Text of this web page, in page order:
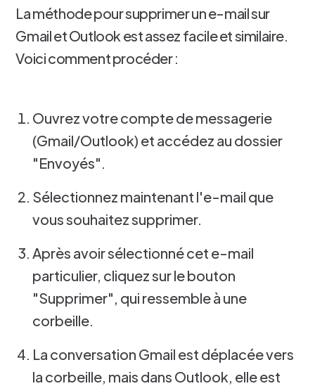
La méthode pour supprimer un e-mail sur
Gmail et Outlook est assez facile et similaire.
Voici comment procéder :
Ouvrez votre compte de messagerie
(Gmail/Outlook) et accédez au dossier
"Envoyés".
Sélectionnez maintenant l'e-mail que
vous souhaitez supprimer.
Après avoir sélectionné cet e-mail
particulier, cliquez sur le bouton
"Supprimer", qui ressemble à une
corbeille.
La conversation Gmail est déplacée vers
la corbeille, mais dans Outlook, elle est